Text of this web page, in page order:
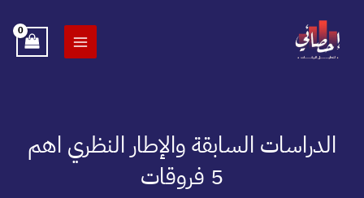
المحتوى
الدراسات السابقة والإطار النظري اهم
5 فروقات